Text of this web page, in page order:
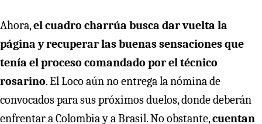
Ahora,el cuadro charrúa busca dar vuelta la
página y recuperar las buenas sensaciones que
tenía el proceso comandado por el técnico
rosarino. El Loco aún no entrega la nómina de
convocados para sus próximos duelos, donde deberán
enfrentar a Colombia y a Brasil. No obstante,cuentan